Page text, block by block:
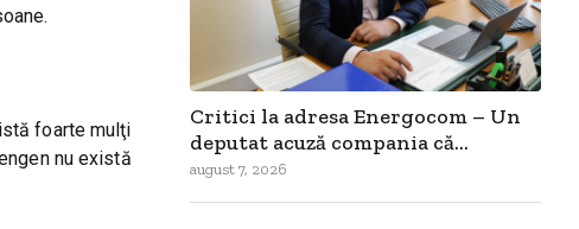
foarte mulţi
nu există
Critici la adresa Energocom – Un
deputat acuză compania că...
august 7, 2026